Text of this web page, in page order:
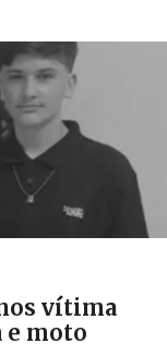
vítima
e moto